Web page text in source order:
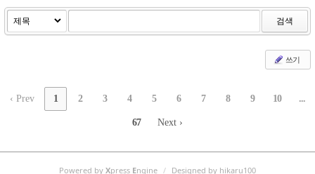
검색
쓰기
‹ Prev 1 2 3 4 5 6 7 8 9 10 ...
67 Next ›
Powered by Xpress Engine / Designed by hikaru100